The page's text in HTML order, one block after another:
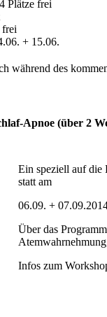
Plätze frei
frei
+ 15.06.
während des
Apnoe (über 2
Ein speziell auf die
statt am
06.09. +
Über das
Infos zum